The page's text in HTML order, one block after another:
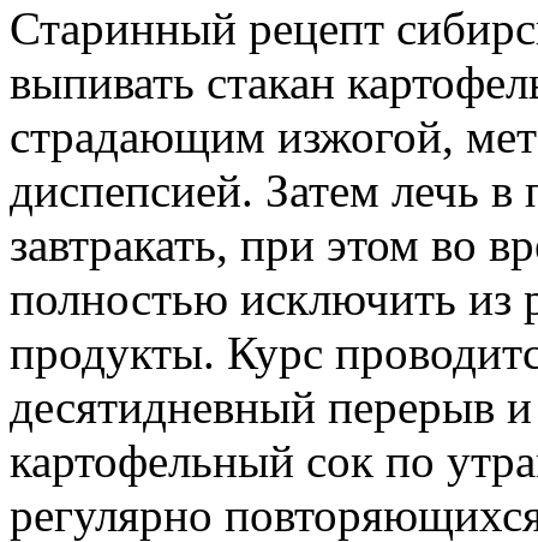
Старинный рецепт
выпивать стакан
страдающим изжогой,
диспепсией. Затем лечь
завтракать, при этом во
полностью исключить
продукты. Курс
десятидневный перерыв
картофельный сок по
регулярно